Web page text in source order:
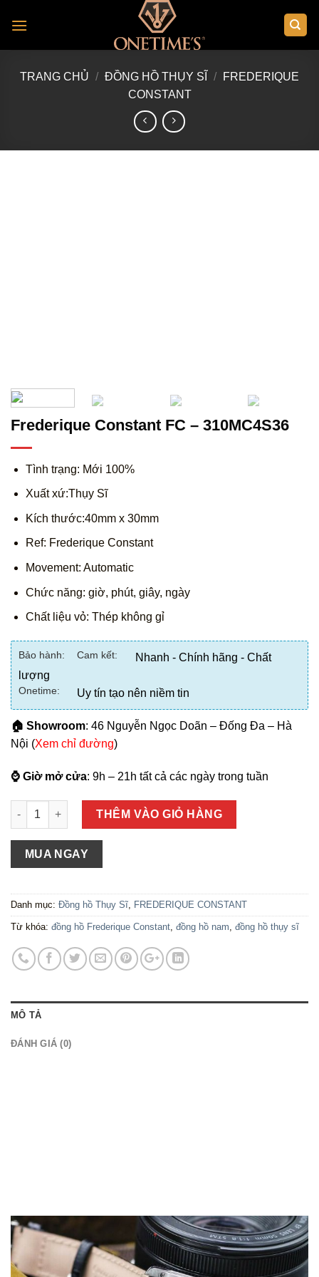
TRANG CHỦ / ĐỒNG HỒ THỤY SĨ /
FREDERIQUE
CONSTANT
Frederique Constant FC – 310MC4S36
Tình trạng: Mới 100%
Xuất xứ:Thụy Sĩ
Kích thước:40mm x 30mm
Ref: Frederique Constant
Movement: Automatic
Chức năng: giờ, phút, giây, ngày
Chất liệu vỏ: Thép không gỉ
Bảo hành: Cam kết:
Nhanh - Chính hãng - Chất
lượng
Onetime: Uy tín tạo nên niềm tin
🏠 Showroom: 46 Nguyễn Ngọc Doãn – Đống Đa – Hà
Nội (Xem chỉ đường)
⌚ Giờ mở cửa: 9h – 21h tất cả các ngày trong tuần
Số lượng
THÊM VÀO GIỎ HÀNG
MUA NGAY
Danh mục: Đồng hồ Thụy Sĩ, FREDERIQUE CONSTANT
Từ khóa: đồng hồ Frederique Constant, đồng hồ nam, đồng hồ thụy sĩ
MÔ TẢ
ĐÁNH GIÁ (0)